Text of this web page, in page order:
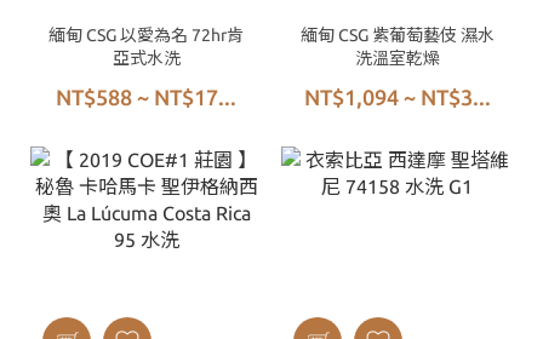
緬甸 CSG 以愛為名 72hr肯
亞式水洗
NT$588 ~ NT$17...
緬甸 CSG 紫葡萄藝伎 濕水
洗溫室乾燥
NT$1,094 ~ NT$3...